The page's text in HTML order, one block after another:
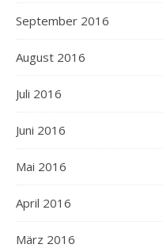
September 2016
August 2016
Juli 2016
Juni 2016
Mai 2016
April 2016
März 2016